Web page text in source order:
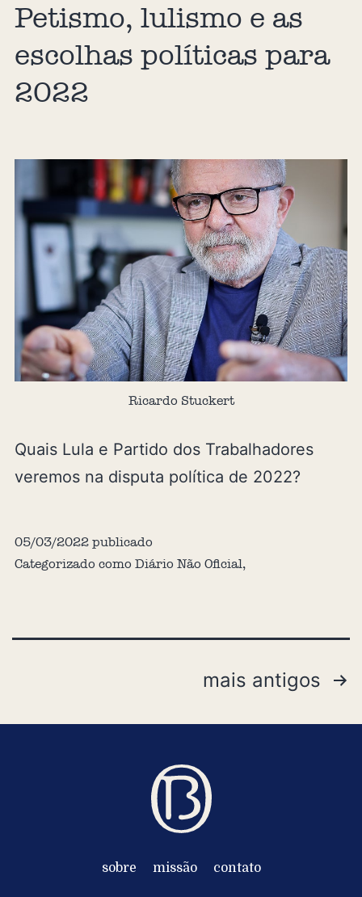
Petismo, lulismo e as
escolhas políticas para
2022
Ricardo Stuckert
Quais Lula e Partido dos Trabalhadores
veremos na disputa política de 2022?
05/03/2022publicado
Categorizado como Diário Não Oficial,
mais antigos
sobre missão contato